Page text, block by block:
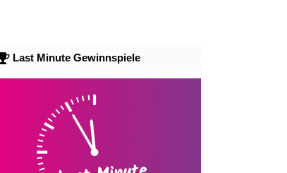
Last Minute Gewinnspiele